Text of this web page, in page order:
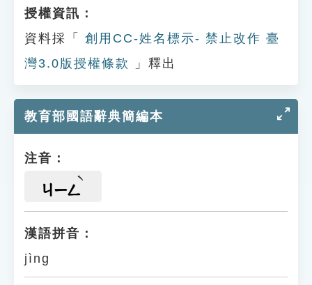
授權資訊：
資料採「
創用CC-姓名標示- 禁止改作 臺
灣3.0版授權條款
」釋出
教育部國語辭典簡編本
注音：
ㄐㄧㄥ
漢語拼音：
jìng